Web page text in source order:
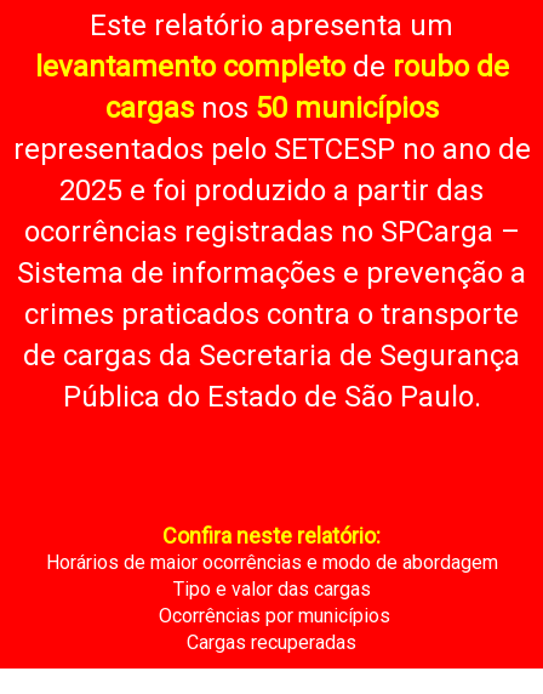
Este relatório apresenta um
levantamento completode roubo de
cargasnos 50 municípios
representados pelo SETCESP no ano de
2025 e foi produzido a partir das
ocorrências registradas no SPCarga –
Sistema de informações e prevenção a
crimes praticados contra o transporte
de cargas da Secretaria de Segurança
Pública do Estado de São Paulo.
Confira neste relatório:
Horários de maior ocorrências e modo de abordagem
Tipo e valor das cargas
Ocorrências por municípios
Cargas recuperadas